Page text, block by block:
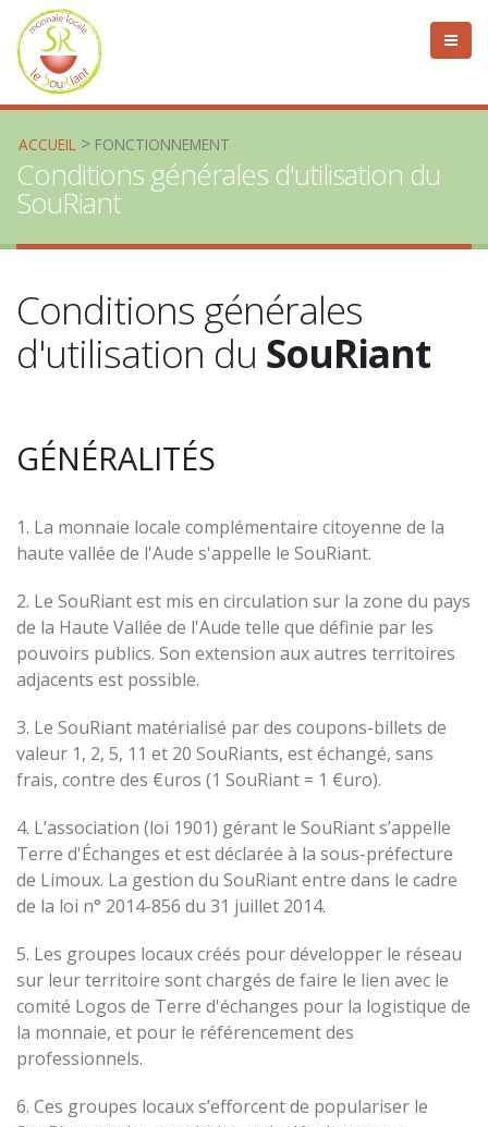
ACCUEIL > FONCTIONNEMENT
Conditions générales d'utilisation du
SouRiant
Conditions générales
d'utilisation du SouRiant
GÉNÉRALITÉS
1. La monnaie locale complémentaire citoyenne de la
haute vallée de l'Aude s'appelle le SouRiant.
2. Le SouRiant est mis en circulation sur la zone du pays
de la Haute Vallée de l'Aude telle que définie par les
pouvoirs publics. Son extension aux autres territoires
adjacents est possible.
3. Le SouRiant matérialisé par des coupons-billets de
valeur 1, 2, 5, 11 et 20 SouRiants, est échangé, sans
frais, contre des €uros (1 SouRiant = 1 €uro).
4. L’association (loi 1901) gérant le SouRiant s’appelle
Terre d'Échanges et est déclarée à la sous-préfecture
de Limoux. La gestion du SouRiant entre dans le cadre
de la loi n° 2014-856 du 31 juillet 2014.
5. Les groupes locaux créés pour développer le réseau
sur leur territoire sont chargés de faire le lien avec le
comité Logos de Terre d'échanges pour la logistique de
la monnaie, et pour le référencement des
professionnels.
6. Ces groupes locaux s’efforcent de populariser le